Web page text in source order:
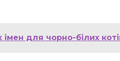
для чорно-білих